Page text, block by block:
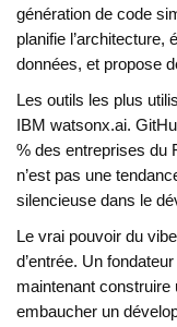
génération de code
planifie l’architecture,
données, et propose
Les outils les plus
IBM watsonx.ai.
% des entreprises du
n’est pas une
silencieuse dans le
Le vrai pouvoir du
d’entrée. Un
maintenant
embaucher un